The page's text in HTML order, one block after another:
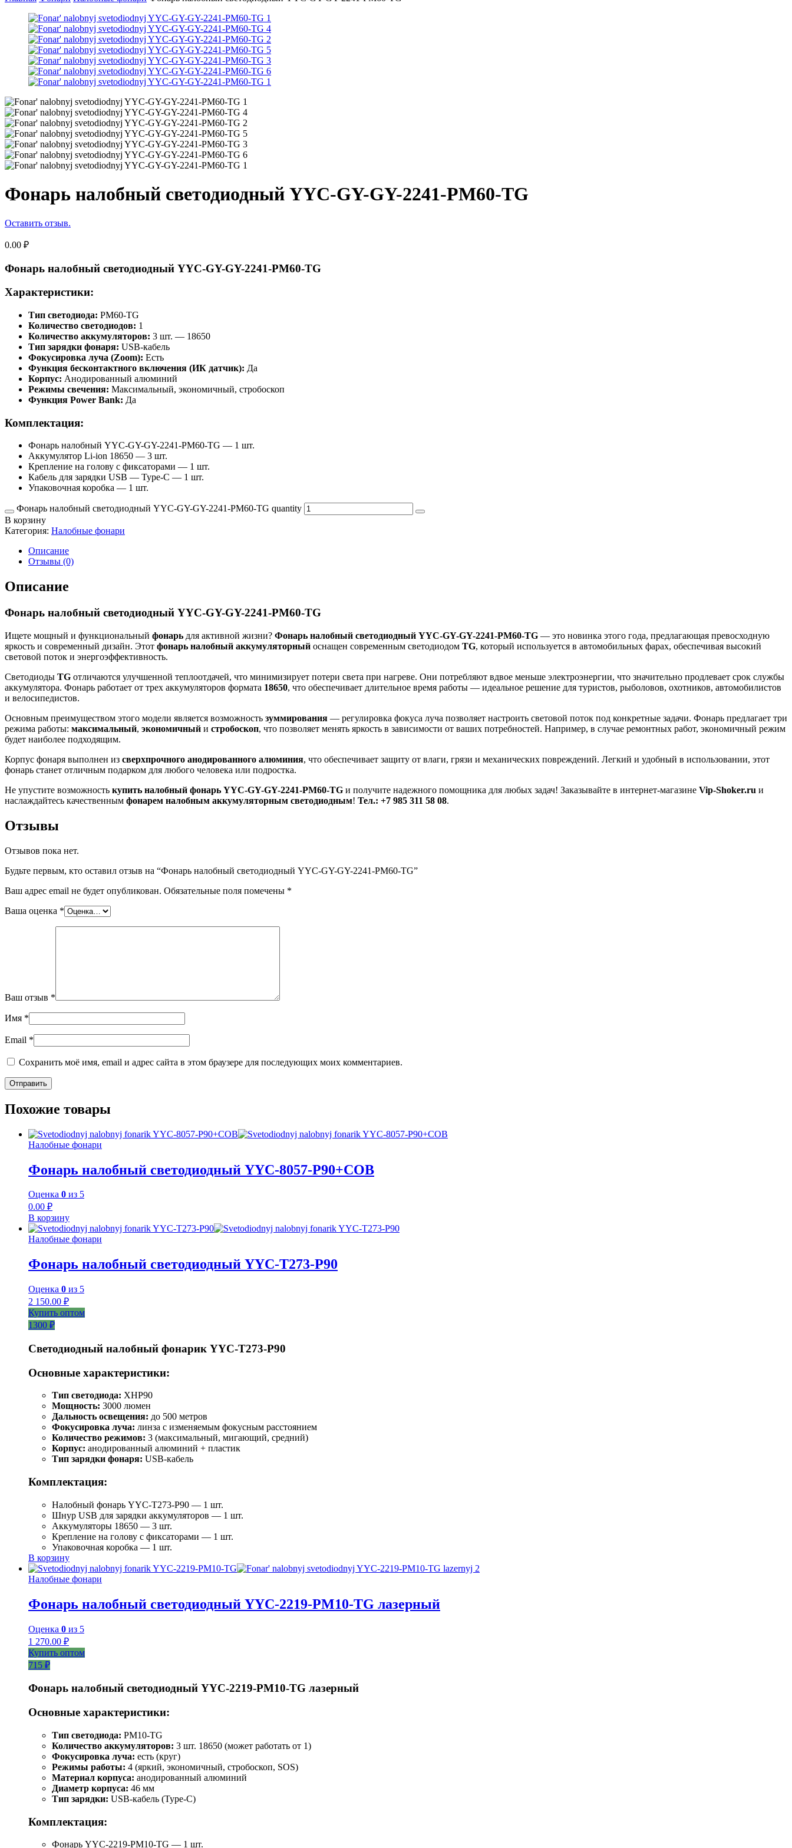
Фонарь налобный светодиодный YYC-GY-GY-2241-PM60-TG
Оставить отзыв.
0.00 ₽
Фонарь налобный светодиодный YYC-GY-GY-2241-PM60-TG
Характеристики:
Тип светодиода: PM60-TG
Количество светодиодов: 1
Количество аккумуляторов: 3 шт. — 18650
Тип зарядки фонаря: USB-кабель
Фокусировка луча (Zoom): Есть
Функция бесконтактного включения (ИК датчик): Да
Корпус: Анодированный алюминий
Режимы свечения: Максимальный, экономичный, стробоскоп
Функция Power Bank: Да
Комплектация:
Фонарь налобный YYC-GY-GY-2241-PM60-TG — 1 шт.
Аккумулятор Li-ion 18650 — 3 шт.
Крепление на голову с фиксаторами — 1 шт.
Кабель для зарядки USB — Type-C — 1 шт.
Упаковочная коробка — 1 шт.
Фонарь налобный светодиодный YYC-GY-GY-2241-PM60-TG quantity
В корзину
Категория: Налобные фонари
Описание
Отзывы (0)
Описание
Фонарь налобный светодиодный YYC-GY-GY-2241-PM60-TG
Ищете мощный и функциональный фонарь для активной жизни? Фонарь налобный светодиодный YYC-GY-GY-2241-PM60-TG — это новинка этого года, предлагающая превосходную
яркость и современный дизайн. Этот фонарь налобный аккумуляторный оснащен современным светодиодом TG, который используется в автомобильных фарах, обеспечивая высокий
световой поток и энергоэффективность.
Светодиоды TG отличаются улучшенной теплоотдачей, что минимизирует потери света при нагреве. Они потребляют вдвое меньше электроэнергии, что значительно продлевает срок службы
аккумулятора. Фонарь работает от трех аккумуляторов формата 18650, что обеспечивает длительное время работы — идеальное решение для туристов, рыболовов, охотников, автомобилистов
и велосипедистов.
Основным преимуществом этого модели является возможность зуммирования — регулировка фокуса луча позволяет настроить световой поток под конкретные задачи. Фонарь предлагает три
режима работы: максимальный, экономичный и стробоскоп, что позволяет менять яркость в зависимости от ваших потребностей. Например, в случае ремонтных работ, экономичный режим
будет наиболее подходящим.
Корпус фонаря выполнен из сверхпрочного анодированного алюминия, что обеспечивает защиту от влаги, грязи и механических повреждений. Легкий и удобный в использовании, этот
фонарь станет отличным подарком для любого человека или подростка.
Не упустите возможность купить налобный фонарь YYC-GY-GY-2241-PM60-TG и получите надежного помощника для любых задач! Заказывайте в интернет-магазине Vip-Shoker.ru и
наслаждайтесь качественным фонарем налобным аккумуляторным светодиодным! Тел.: +7 985 311 58 08.
Отзывы
Отзывов пока нет.
Будьте первым, кто оставил отзыв на “Фонарь налобный светодиодный YYC-GY-GY-2241-PM60-TG”
Ваш адрес email не будет опубликован. Обязательные поля помечены *
Ваша оценка *
Ваш отзыв *
Имя *
Email *
Сохранить моё имя, email и адрес сайта в этом браузере для последующих моих комментариев.
Похожие товары
Налобные фонари
Фонарь налобный светодиодный YYC-8057-P90+COB
Оценка 0 из 5
0.00 ₽
В корзину
Налобные фонари
Фонарь налобный светодиодный YYC-T273-P90
Оценка 0 из 5
2 150.00 ₽
Купить оптом
1300 ₽
Светодиодный налобный фонарик YYC-T273-P90
Основные характеристики:
Тип светодиода: XHP90
Мощность: 3000 люмен
Дальность освещения: до 500 метров
Фокусировка луча: линза с изменяемым фокусным расстоянием
Количество режимов: 3 (максимальный, мигающий, средний)
Корпус: анодированный алюминий + пластик
Тип зарядки фонаря: USB-кабель
Комплектация:
Налобный фонарь YYC-T273-P90 — 1 шт.
Шнур USB для зарядки аккумуляторов — 1 шт.
Аккумуляторы 18650 — 3 шт.
Крепление на голову с фиксаторами — 1 шт.
Упаковочная коробка — 1 шт.
В корзину
Налобные фонари
Фонарь налобный светодиодный YYC-2219-PM10-TG лазерный
Оценка 0 из 5
1 270.00 ₽
Купить оптом
715 ₽
Фонарь налобный светодиодный YYC-2219-PM10-TG лазерный
Основные характеристики:
Тип светодиода: PM10-TG
Количество аккумуляторов: 3 шт. 18650 (может работать от 1)
Фокусировка луча: есть (круг)
Режимы работы: 4 (яркий, экономичный, стробоскоп, SOS)
Материал корпуса: анодированный алюминий
Диаметр корпуса: 46 мм
Тип зарядки: USB-кабель (Type-C)
Комплектация:
Фонарь YYC-2219-PM10-TG — 1 шт.